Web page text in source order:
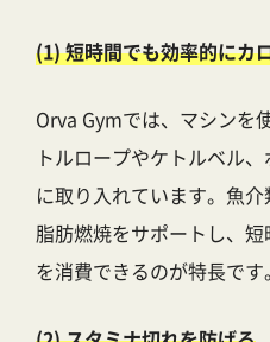
(1) 短時間でも効率的にカ
Orva Gymでは、マシンを
トルロープやケトルベル
に取り入れています。魚
脂肪燃焼をサポートし、
を消費できるのが特長です。